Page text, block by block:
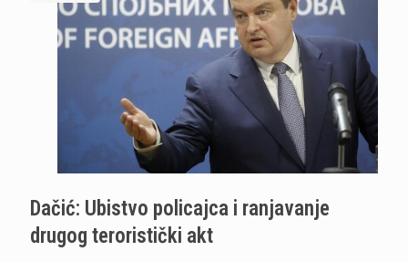
Dačić: Ubistvo policajca i ranjavanje
drugog teroristički akt